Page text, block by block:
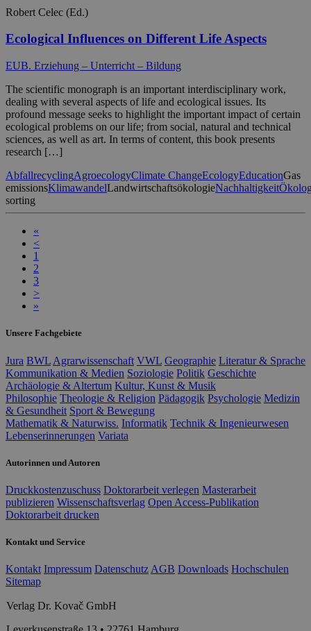
Robert Celec (Ed.)
Ecological Influences on Different Life Aspects
EUB. Erziehung – Unterricht – Bildung
The scientific monograph is an important interdisciplinary work,
dealing with several aspects of life and ecological issues. Its
profound message seeks to highlight the important impact of certain
ecological problems on our life; from social, natural and technical
sciences, as well as art. In terms of content, this book presents
research […]
AbfallrecyclingAgroecologyClimate ChangeEcologyEducationGas
emissionsKlimawandelLandwirtschaftsökologieNachhaltigkeit
sorting
«
<
1
2
3
>
»
Unsere Fachgebiete
Jura BWL Agrarwissenschaft VWL Geographie Literatur & Sprache
Kommunikation & Medien Soziologie Politik Geschichte
Archäologie & Altertum Kultur, Kunst & Musik
Philosophie Theologie & Religion Pädagogik Psychologie Medizin
& Gesundheit Sport & Bewegung
Mathematik & Naturwiss. Informatik Technik & Ingenieurwesen
Lebenserinnerungen Variata
Autorinnen und Autoren
Druckkostenzuschuss Doktorarbeit verlegen Masterarbeit
publizieren Wissenschaftsverlag Open Access-Publikation
Doktorarbeit drucken
Kontakt und Service
Kontakt Impressum Datenschutz AGB Downloads Hochschulen
Sitemap
Verlag Dr. Kovač GmbH